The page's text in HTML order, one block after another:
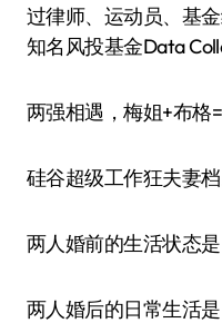
过律师、运动员、基
知名风投基金Data
两强相遇，梅姐+布格
硅谷超级工作狂夫妻档
两人婚前的生活状态
两人婚后的日常生活